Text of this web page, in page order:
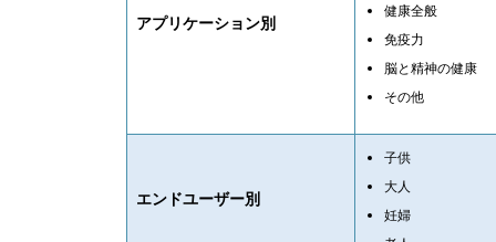
アプリケーション別
健康全般
免疫力
脳と精神の健康
その他
エンドユーザー別
子供
大人
妊婦